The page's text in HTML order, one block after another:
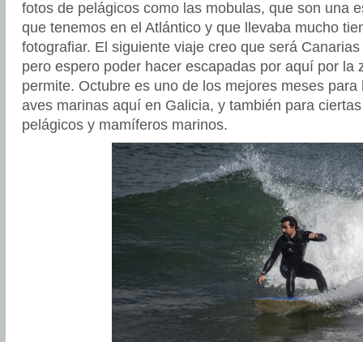
fotos de pelágicos como las mobulas, que son una
que tenemos en el Atlántico y que llevaba mucho
fotografiar. El siguiente viaje creo que será
pero espero poder hacer escapadas por aquí por la
permite. Octubre es uno de los mejores meses
aves marinas aquí en Galicia, y también para
pelágicos y mamíferos marinos.